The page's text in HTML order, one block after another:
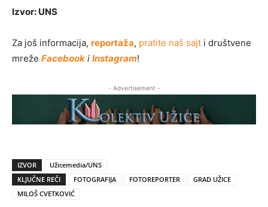
Izvor: UNS
Za još informacija, reportaža, pratite naš sajt i društvene
mreže Facebook i Instagram!
- Advertisement -
IZVOR
Užicemedia/UNS
KLJUČNE REČI
FOTOGRAFIJA FOTOREPORTER
GRAD UŽICE
MILOŠ CVETKOVIĆ